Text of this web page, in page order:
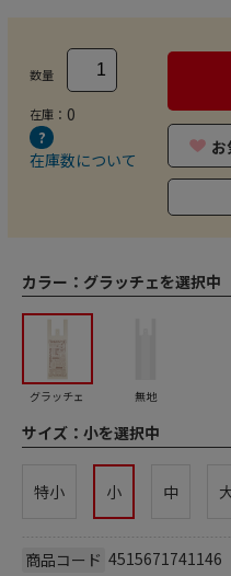
数量
在庫： 0
在庫数について
お
カラー： グラッチェを選択中
グラッチェ 無地
サイズ： 小を選択中
特小 小 中
商品コード 4515671741146